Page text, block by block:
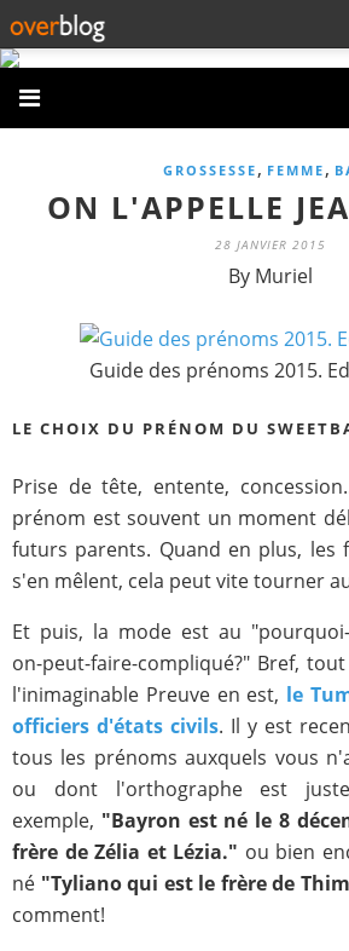
GROSSESSE , FEMME ,
ON L'APPELLE
28 JANVIER 2015
By Muriel
Guide des prénoms 2015.
LE CHOIX DU PRÉNOM DU
Prise de tête, entente,
prénom est souvent un moment
futurs parents. Quand en plus, les
s'en mêlent, cela peut vite tourner
Et puis, la mode est au
on-peut-faire-compliqué?" Bref,
l'inimaginable Preuve en est, le
officiers d'états civils. Il y est
tous les prénoms auxquels vous
ou dont l'orthographe est
exemple, "Bayron est né le 8
frère de Zélia et Lézia." ou bien
né "Tyliano qui est le frère de
comment!